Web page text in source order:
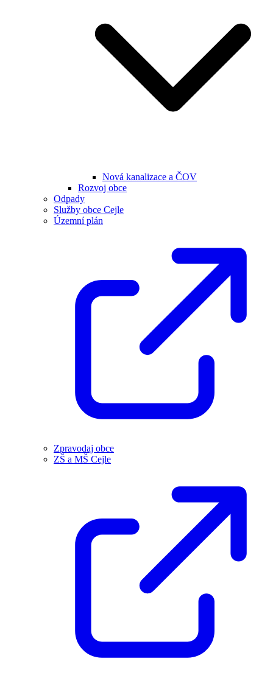
Nová kanalizace a ČOV
Rozvoj obce
Odpady
Služby obce Cejle
Územní plán
Zpravodaj obce
ZŠ a MŠ Cejle